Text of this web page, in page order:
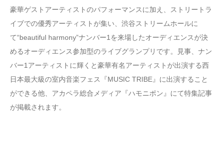
豪華ゲストアーティストのパフォーマンスに加え、ストリートラ
イブでの優秀アーティストが集い、渋谷ストリームホールに
て“beautiful harmony”ナンバー1を来場したオーディエンスが決
めるオーディエンス参加型のライブグランプリです。見事、ナン
バー1アーティストに輝くと豪華有名アーティストが出演する西
日本最大級の室内音楽フェス『MUSIC TRIBE』に出演すること
ができる他、アカペラ総合メディア『ハモニポン』にて特集記事
が掲載されます。